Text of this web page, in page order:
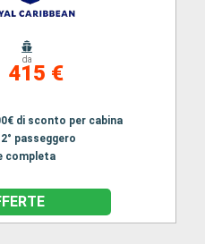
da
415 €
di sconto per cabina
passeggero
completa